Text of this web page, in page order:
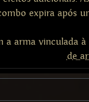
expira após
a arma vinculada
de